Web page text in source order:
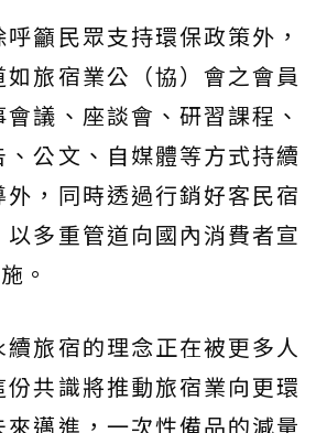
籲民眾支持環保政策外，
旅宿業公（協）會之會員
議、座談會、研習課程、
公文、自媒體等方式持續
，同時透過行銷好客民宿
多重管道向國內消費者宣
。
旅宿的理念正在被更多人
共識將推動旅宿業向更環
邁進，一次性備品的減量